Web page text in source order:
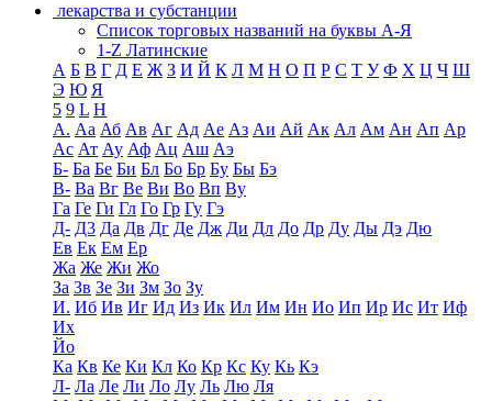
лекарства и субстанции
Список торговых названий на буквы А-Я
1-Z Латинские
А Б В Г Д Е Ж З И Й К Л М Н О П Р С Т У Ф Х Ц Ч Ш
Э Ю Я
5 9 L H
А. Аа Аб Ав Аг Ад Ае Аз Аи Ай Ак Ал Ам Ан Ап Ар
Ас Ат Ау Аф Ац Аш Аэ
Б- Ба Бе Би Бл Бо Бр Бу Бы Бэ
В- Ва Вг Ве Ви Во Вп Ву
Га Ге Ги Гл Го Гр Гу Гэ
Д- Д3 Да Дв Дг Де Дж Ди Дл До Др Ду Ды Дэ Дю
Ев Ек Ем Ер
Жа Же Жи Жо
За Зв Зе Зи Зм Зо Зу
И. Иб Ив Иг Ид Из Ик Ил Им Ин Ио Ип Ир Ис Ит Иф
Их
Йо
Ка Кв Ке Ки Кл Ко Кр Кс Ку Кь Кэ
Л- Ла Ле Ли Ло Лу Ль Лю Ля